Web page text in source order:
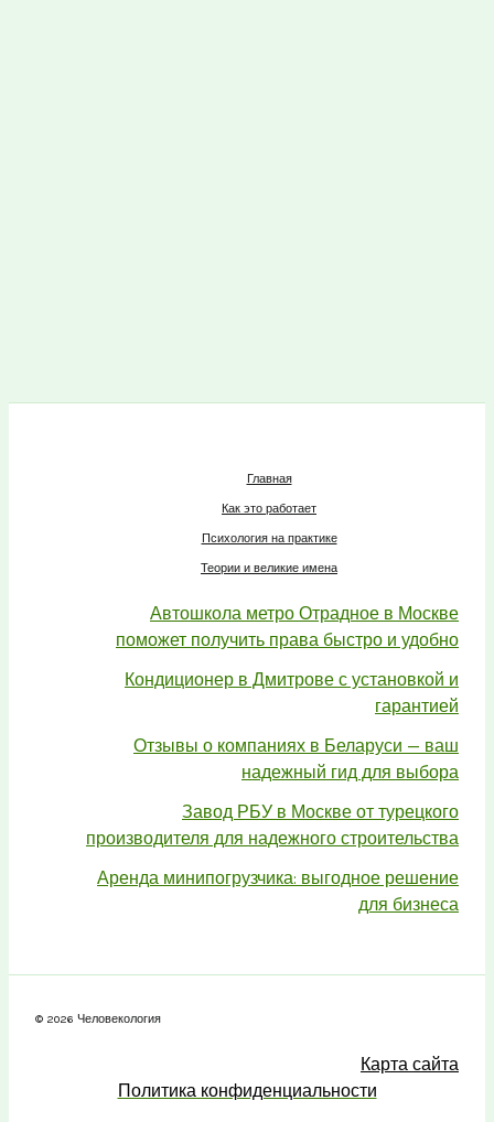
Главная
Как это работает
Психология на практике
Теории и великие имена
Автошкола метро Отрадное в Москве
поможет получить права быстро и удобно
Кондиционер в Дмитрове с установкой и
гарантией
Отзывы о компаниях в Беларуси — ваш
надежный гид для выбора
Завод РБУ в Москве от турецкого
производителя для надежного строительства
Аренда минипогрузчика: выгодное решение
для бизнеса
© 2026 Человекология
Карта сайта
Политика конфиденциальности